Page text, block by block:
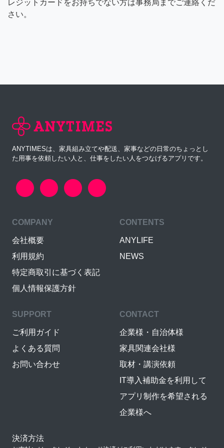
レジットカードをお持ちでない方は事務局までご連絡くだ
さい。
ANYTIMESは、家具組み立てや配送、家事などの日常のちょっとし
た用事を依頼したい人と、仕事をしたい人をつなげるアプリです。
COMPANY
会社概要
利用規約
特定商取引に基づく表記
個人情報保護方針
CONTENTS
ANYLIFE
NEWS
SUPPORT
ご利用ガイド
よくある質問
お問い合わせ
CONTACT
企業様・自治体様
家具関連会社様
取材・講演依頼
IT導入補助金を利用して
アプリ制作を希望される
企業様へ
決済方法